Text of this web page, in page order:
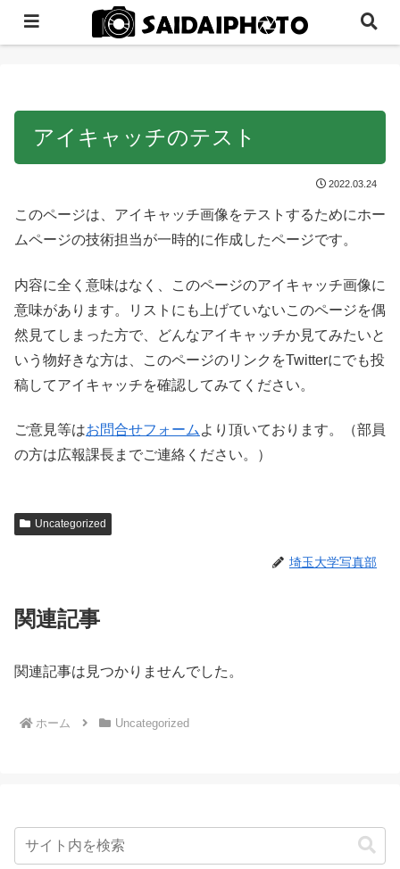
アイキャッチのテスト
2022.03.24
このページは、アイキャッチ画像をテストするためにホー
ムページの技術担当が一時的に作成したページです。
内容に全く意味はなく、このページのアイキャッチ画像に
意味があります。リストにも上げていないこのページを偶
然見てしまった方で、どんなアイキャッチか見てみたいと
いう物好きな方は、このページのリンクをTwitterにでも投
稿してアイキャッチを確認してみてください。
ご意見等はお問合せフォーム より頂いております。（部員
の方は広報課長までご連絡ください。）
Uncategorized
埼玉大学写真部
関連記事
関連記事は見つかりませんでした。
ホーム Uncategorized